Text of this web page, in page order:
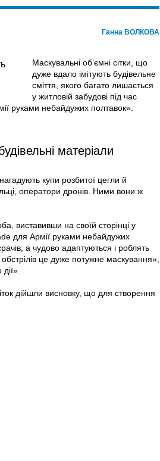
Ганна ВОЛКОВА
Маскувальні об’ємні сітки, що
дуже вдало імітують будівельне
сміття, якого багато лишається
у житловій забудові під час
руками небайдужих полтавок».
матеріали
купи розбитої цегли й
оператори дронів. Ними вони ж
виставивши на своїй сторінці у
для Армії руками небайдужих
а чудово адаптуються і роблять
обстрілів це дуже потужне маскування»,
дійшли висновку, що для створення